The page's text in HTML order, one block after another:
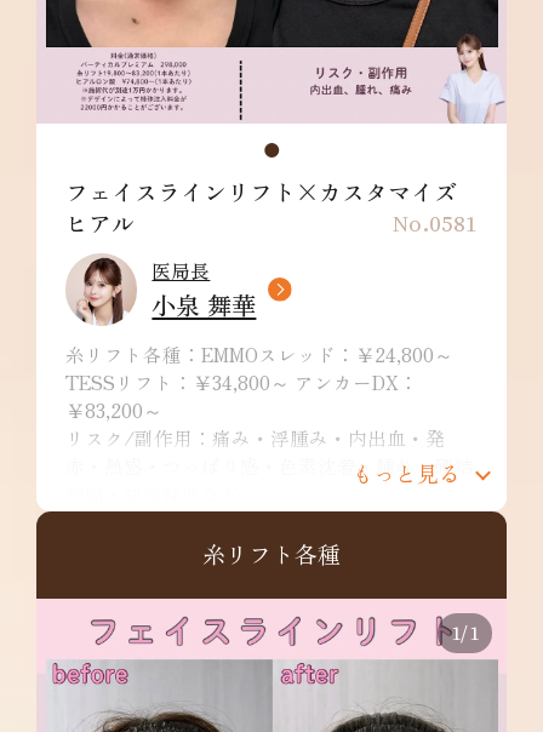
No.0581
フェイスラインリフト×カスタマイズ
ヒアル
医局長
小泉 舞華
糸リフト各種：EMMOスレッド：￥24,800～
TESSリフト：￥34,800～ アンカーDX：
￥83,200～
リスク/副作用：痛み・浮腫み・内出血・発
赤・熱感・つっぱり感・色素沈着・腫れ・硬結
ヒアルロン酸：1cc ¥74,800~ ※別途施術料とし
て￥10,000が発生。デザインによっては特殊注
リスク/副作用：痛み、浮腫み、内出血、発
赤、熱感、つっぱり感、色素沈着、腫れ、硬
結、拘縮、知覚鈍麻などを生じることがありま
す。
もっと見る
糸リフト各種
1/1